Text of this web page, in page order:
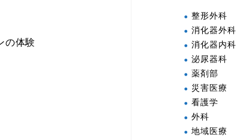
の体験
整形外科
消化器外科
消化器内科
泌尿器科
薬剤部
災害医療
看護学
外科
地域医療